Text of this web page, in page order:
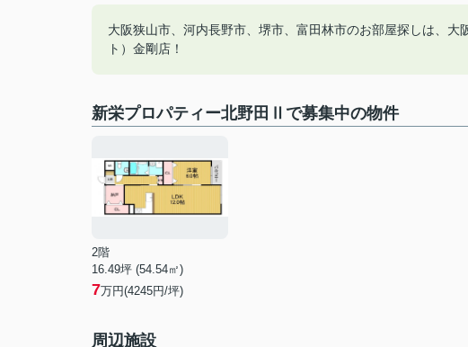
大阪狭山市、河内長野市、堺市、富田林市のお部屋探しは、
ト）金剛店！
新栄プロパティー北野田Ⅱで募集中の物件
2階
16.49坪 (54.54㎡)
7万円(4245円/坪)
周辺施設